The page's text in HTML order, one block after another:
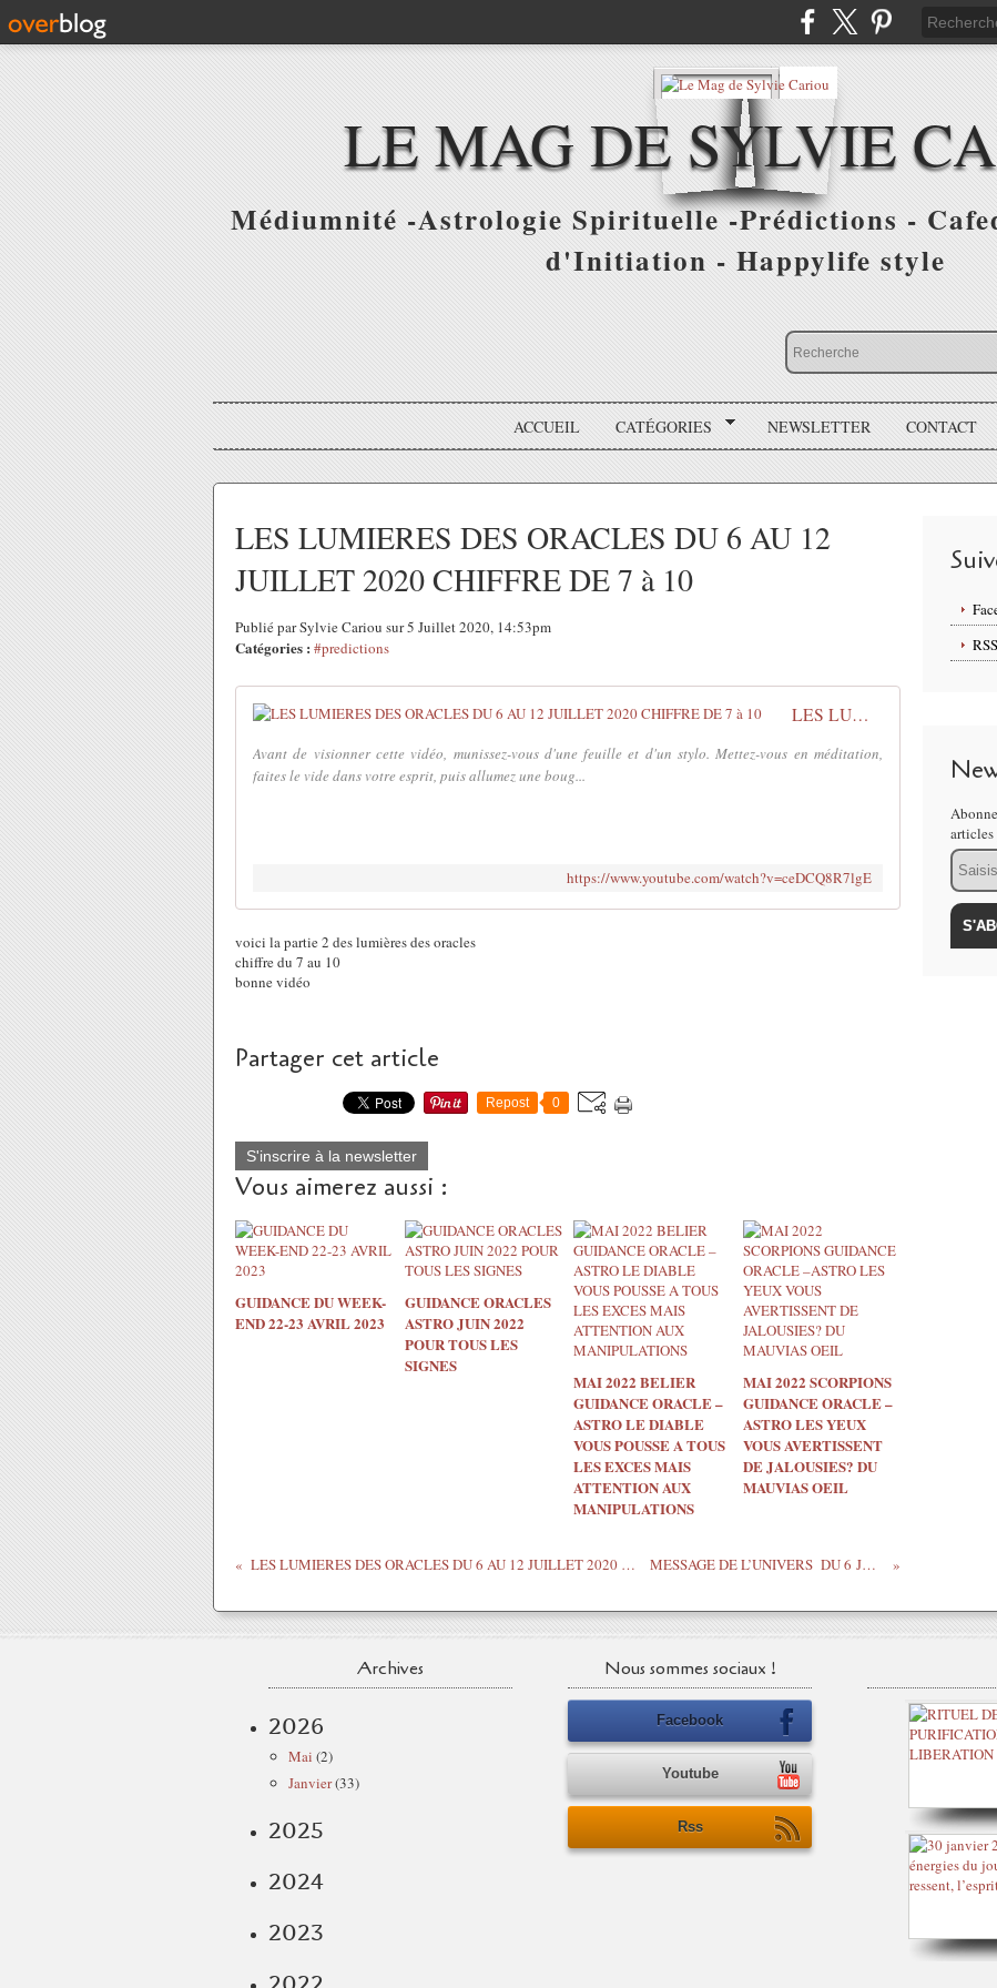
LE MAG DE SYLVIE
Médiumnité -Astrologie Spirituelle -Prédictions -
d'Initiation - Happylife style
ACCUEIL CATÉGORIES NEWSLETTER CONTACT
LES LUMIERES DES ORACLES DU 6 AU 12
JUILLET 2020 CHIFFRE DE 7 à 10
Publié par Sylvie Cariou sur 5 Juillet 2020, 14:53pm
Catégories : #predictions
LES LUMIERES DES ORACLES DU 6 AU 12 JUILLET 2020 CHIFFRE DE 7 à 10
Avant de visionner cette vidéo, munissez-vous d'une feuille et d'un stylo. Mettez-vous en méditation,
faites le vide dans votre esprit, puis allumez une boug...
https://www.youtube.com/watch?v=ceDCQ8R7lgE
voici la partie 2 des lumières des oracles
chiffre du 7 au 10
bonne vidéo
Partager cet article
Repost 0
S'inscrire à la newsletter
Vous aimerez aussi :
GUIDANCE DU WEEK-
END 22-23 AVRIL 2023
GUIDANCE ORACLES
ASTRO JUIN 2022
POUR TOUS LES
SIGNES
MAI 2022 BELIER
GUIDANCE ORACLE –
ASTRO LE DIABLE
VOUS POUSSE A TOUS
LES EXCES MAIS
ATTENTION AUX
MANIPULATIONS
MAI 2022 SCORPIONS
GUIDANCE ORACLE –
ASTRO LES YEUX
VOUS AVERTISSENT
DE JALOUSIES? DU
MAUVIAS OEIL
LES LUMIERES DES ORACLES DU 6 AU 12 JUILLET 2020 CHIFFRE DE 1 à 6 MESSAGE DE L’UNIVERS DU 6 JUILLET 2020
RSS
Email
Archives
2026
Mai (2)
Janvier(33)
2025
2024
2023
Nous sommes sociaux !
Facebook
Youtube
Rss